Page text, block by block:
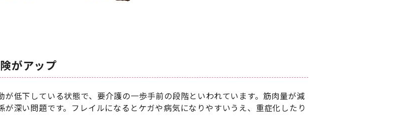
がアップ
低下している状態で、要介護の一歩手前の段階といわれています。筋肉量が減
深い問題です。フレイルになるとケガや病気になりやすいうえ、重症化したり